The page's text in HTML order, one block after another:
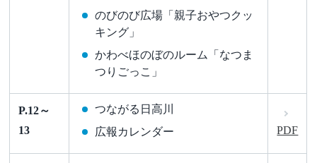
のびのび広場「親子おやつクッ
キング」
かわべほのぼのルーム「なつま
つりごっこ」
P.12～
13
つながる日高川
広報カレンダー
PDF